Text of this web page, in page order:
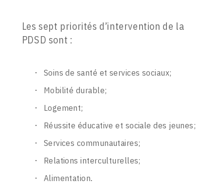
Les sept priorités d’intervention de la
PDSD sont :
Soins de santé et services sociaux;
Mobilité durable;
Logement;
Réussite éducative et sociale des jeunes;
Services communautaires;
Relations interculturelles;
Alimentation.